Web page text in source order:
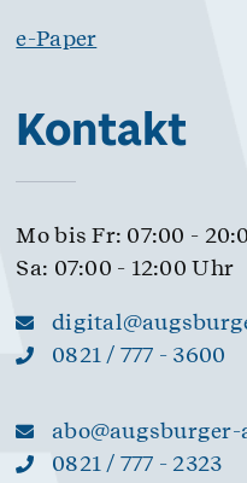
e-Paper
Kontakt
Mo bis Fr: 07:00 -
Sa: 07:00 - 12:00 Uhr
0821 / 777 - 3600
0821 / 777 - 2323